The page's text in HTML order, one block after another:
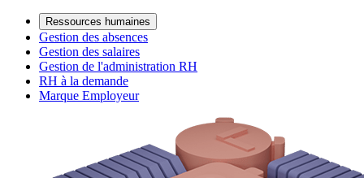
Ressources humaines
Gestion des absences
Gestion des salaires
Gestion de l'administration RH
RH à la demande
Marque Employeur